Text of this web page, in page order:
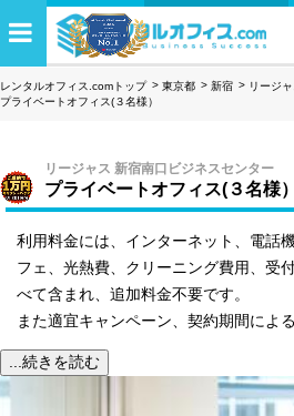
レンタルオフィス.comトップ 東京都 新宿
リージ
プライベートオフィス(３名様）
リージャス 新宿南口ビジネスセンター
プライベートオフィス(３名様）
利用料金には、インターネット、電話
フェ、光熱費、クリーニング費用、受
べて含まれ、追加料金不要です。
また適宜キャンペーン、契約期間によ
...続きを読む